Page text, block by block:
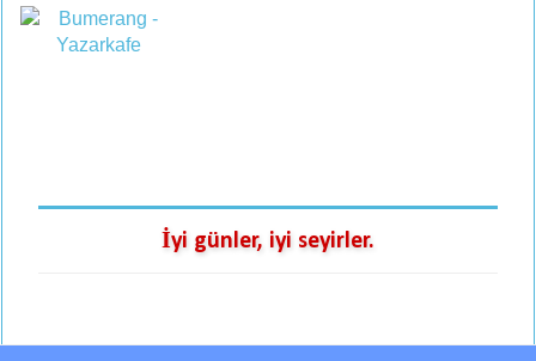
İyi günler, iyi seyirler.